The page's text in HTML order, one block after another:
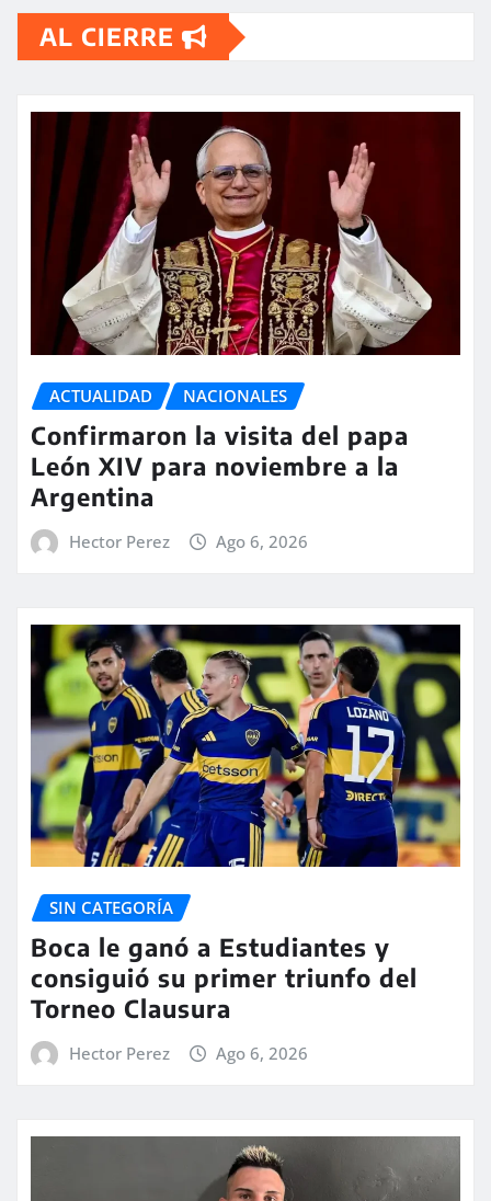
AL CIERRE
ACTUALIDAD NACIONALES
Confirmaron la visita del papa
León XIV para noviembre a la
Argentina
Hector Perez Ago 6, 2026
SIN CATEGORÍA
Boca le ganó a Estudiantes y
consiguió su primer triunfo del
Torneo Clausura
Hector Perez Ago 6, 2026